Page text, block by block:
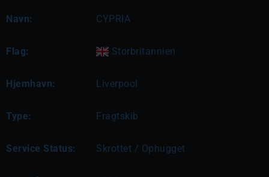
Navn: CYPRIA
Flag: Storbritannien
Hjemhavn: Liverpool
Type: Fragtskib
Service Status: Skrottet / Ophugget